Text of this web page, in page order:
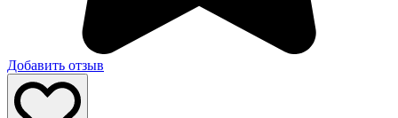
Добавить отзыв